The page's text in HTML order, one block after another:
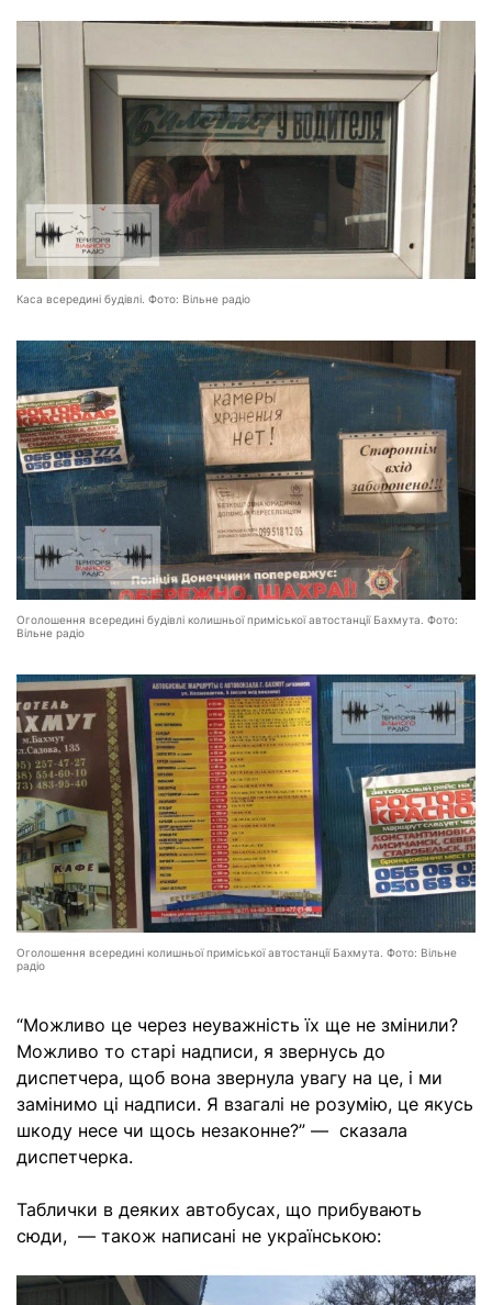
Каса всередині будівлі. Фото: Вільне радіо
Оголошення всередині будівлі колишньої приміської автостанції Бахмута. Фото:
Вільне радіо
Оголошення всередині колишньої приміської автостанції Бахмута. Фото: Вільне
радіо
“Можливо це через неуважність їх ще не змінили?
Можливо то старі надписи, я звернусь до
диспетчера, щоб вона звернула увагу на це, і ми
замінимо ці надписи. Я взагалі не розумію, це якусь
шкоду несе чи щось незаконне?” — сказала
диспетчерка.
Таблички в деяких автобусах, що прибувають
сюди, — також написані не українською: